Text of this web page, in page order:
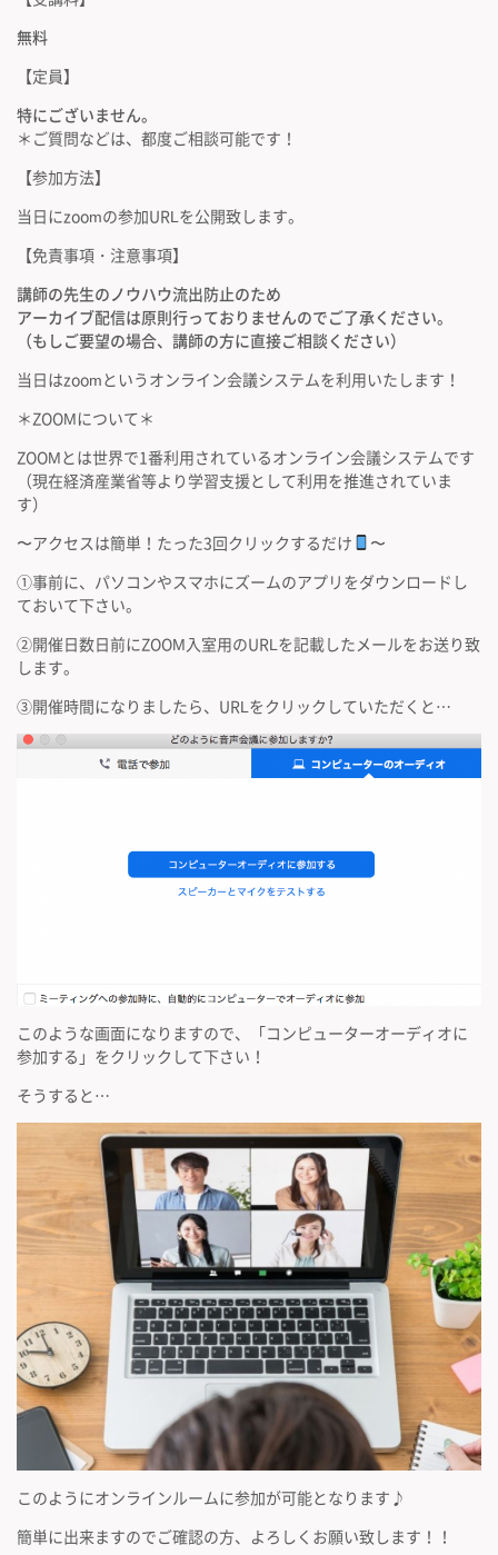
無料
【定員】
特にございません。
＊ご質問などは、都度ご相談可能です！
【参加方法】
当日にzoomの参加URLを公開致します。
【免責事項・注意事項】
講師の先生のノウハウ流出防止のため
アーカイブ配信は原則行っておりませんのでご了承ください。
（もしご要望の場合、講師の方に直接ご相談ください）
当日はzoomというオンライン会議システムを利用いたします！
＊ZOOMについて＊
ZOOMとは世界で1番利用されているオンライン会議システムです
（現在経済産業省等より学習支援として利用を推進されていま
す）
〜アクセスは簡単！たった3回クリックするだけ
〜
①事前に、パソコンやスマホにズームのアプリをダウンロードし
ておいて下さい。
②開催日数日前にZOOM入室用のURLを記載したメールをお送り致
します。
③開催時間になりましたら、URLをクリックしていただくと…
このような画面になりますので、「コンピューターオーディオに
参加する」をクリックして下さい！
そうすると…
このようにオンラインルームに参加が可能となります♪
簡単に出来ますのでご確認の方、よろしくお願い致します！！